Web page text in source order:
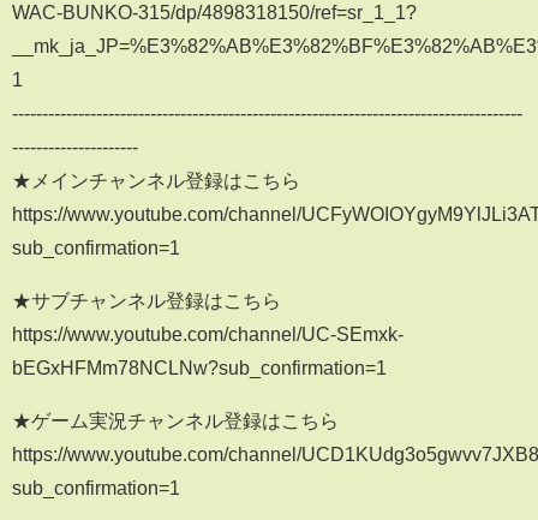
WAC-BUNKO-315/dp/4898318150/ref=sr_1_1?
1
-------------------------------------------------------------------------------------
---------------------
★メインチャンネル登録はこちら
https://www.youtube.com/channel/
sub_confirmation=1
★サブチャンネル登録はこちら
https://www.youtube.com/channel/UC-SEmxk-
bEGxHFMm78NCLNw?sub_confirmation=1
★ゲーム実況チャンネル登録はこちら
https://www.youtube.com/channel/
sub_confirmation=1